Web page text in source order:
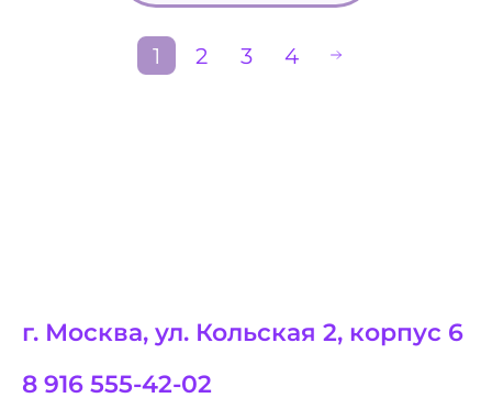
1 2 3 4
г. Москва, ул. Кольская 2, корпус 6
8 916 555-42-02